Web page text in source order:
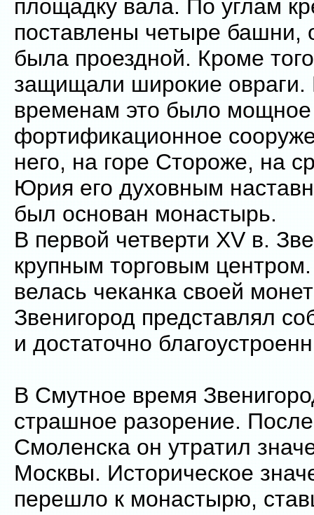
площадку вала. По углам
поставлены четыре башни,
была проездной. Кроме
защищали широкие овраги.
временам это было мощное
фортификационное
него, на горе Стороже, на
Юрия его духовным
был основан монастырь.
В первой четверти XV в.
крупным торговым
велась чеканка своей
Звенигород представлял
и достаточно
В Смутное время
страшное разорение.
Смоленска он утратил
Москвы. Историческое
перешло к монастырю,